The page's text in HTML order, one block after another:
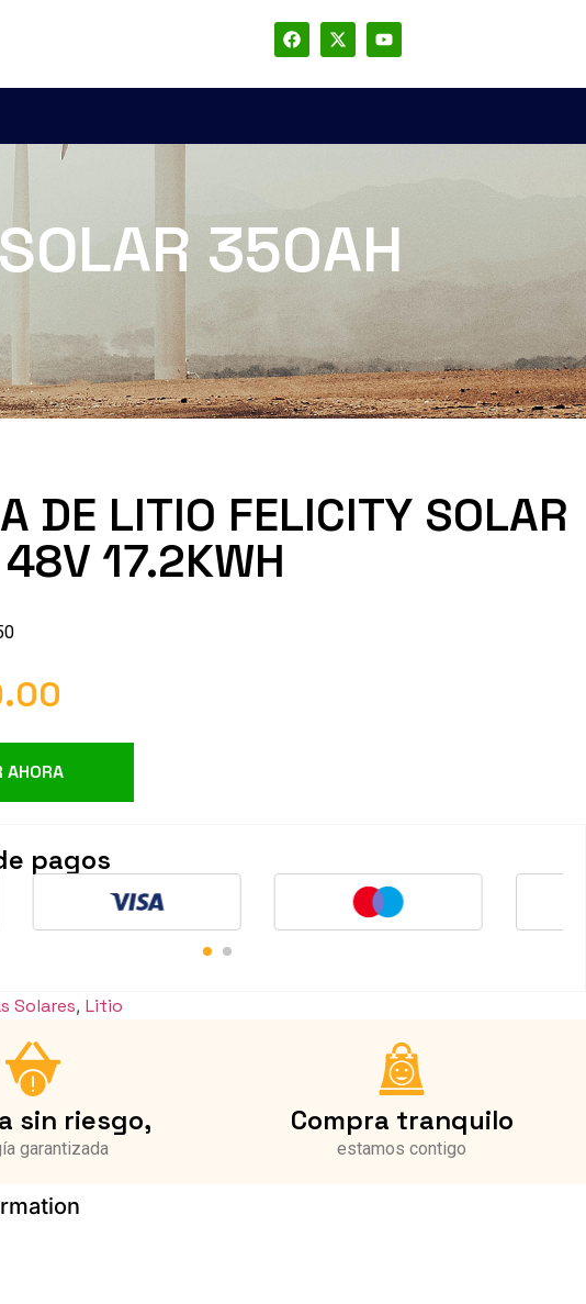
350AH
DE LITIO FELICITY SOLAR
17.2KWH
AHORA
pagos
Solares, Litio
sin riesgo,
garantizada
Compra tranquilo
estamos contigo